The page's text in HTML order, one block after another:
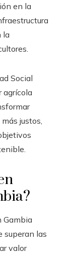
en la
la
Social
agrícola
justos,
Gambia
superan las
valor